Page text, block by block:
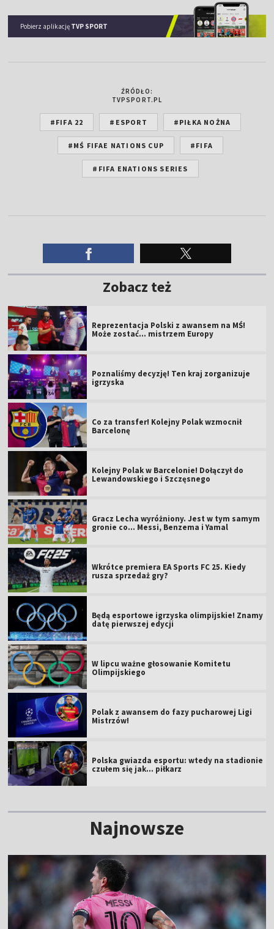
Pobierz aplikację TVP SPORT
ŹRÓDŁO:
TVPSPORT.PL
#FIFA 22 #ESPORT #PIŁKA NOŻNA
#MŚ FIFAE NATIONS CUP #FIFA
#FIFA ENATIONS SERIES
Zobacz też
Reprezentacja Polski z awansem na MŚ!
Może zostać... mistrzem Europy
Poznaliśmy decyzję! Ten kraj zorganizuje
igrzyska
Co za transfer! Kolejny Polak wzmocnił
Barcelonę
Kolejny Polak w Barcelonie! Dołączył do
Lewandowskiego i Szczęsnego
Gracz Lecha wyróżniony. Jest w tym samym
gronie co... Messi, Benzema i Yamal
Wkrótce premiera EA Sports FC 25. Kiedy
rusza sprzedaż gry?
Będą esportowe igrzyska olimpijskie! Znamy
datę pierwszej edycji
W lipcu ważne głosowanie Komitetu
Olimpijskiego
Polak z awansem do fazy pucharowej Ligi
Mistrzów!
Polska gwiazda esportu: wtedy na stadionie
czułem się jak... piłkarz
Najnowsze